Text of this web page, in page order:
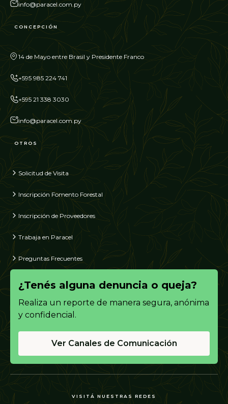
info@paracel.com.py
CONCEPCIÓN
14 de Mayo entre Brasil y Presidente Franco
+595 985 224 741
+595 21 338 3030
info@paracel.com.py
OTROS
Solicitud de Visita
Inscripción Fomento Forestal
Inscripción de Proveedores
Trabaja en Paracel
Preguntas Frecuentes
¿Tenés alguna denuncia o queja?
Realiza un reporte de manera segura, anónima
y confidencial.
Ver Canales de Comunicación
VISITÁ NUESTRAS REDES